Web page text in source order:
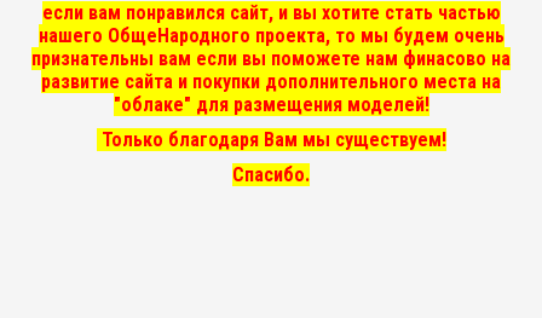
если вам понравился сайт, и вы хотите стать частью
нашего ОбщеНародного проекта, то мы будем очень
признательны вам если вы поможете нам финасово на
развитие сайта и покупки дополнительного места на
"облаке" для размещения моделей!
Только благодаря Вам мы существуем!
Спасибо.